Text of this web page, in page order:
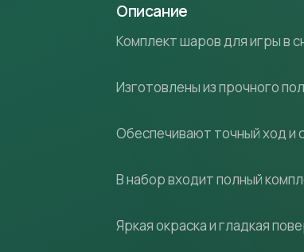
Описание
Комплект шаров для игры в
Изготовлены из прочного
Обеспечивают точный ход и
В набор входит полный
Яркая окраска и гладкая